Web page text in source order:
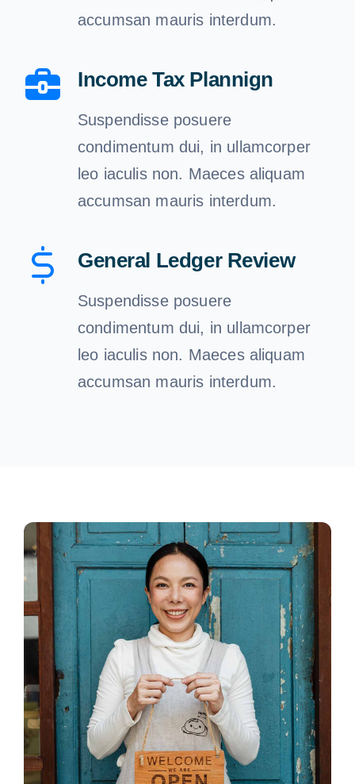
accumsan mauris interdum.
Income Tax Plannign
Suspendisse posuere
condimentum dui, in ullamcorper
leo iaculis non. Maeces aliquam
accumsan mauris interdum.
General Ledger Review
Suspendisse posuere
condimentum dui, in ullamcorper
leo iaculis non. Maeces aliquam
accumsan mauris interdum.